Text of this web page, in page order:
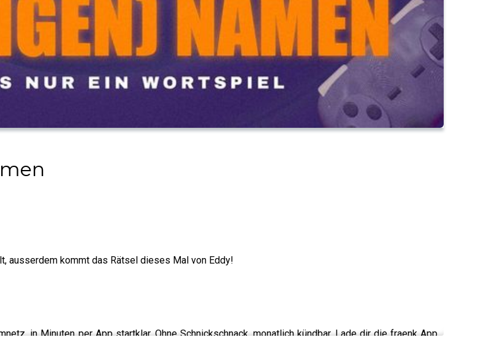
ausserdem kommt das Rätsel dieses Mal von Eddy!
in Minuten per App startklar, Ohne Schnickschnack, monatlich kündbar. Lade dir die fraenk App